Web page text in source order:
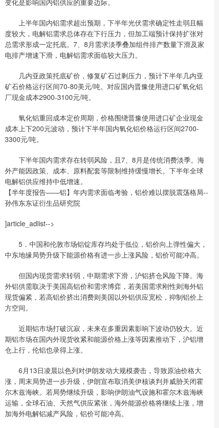
上半年国内铝需求超出预期，下半年光伏需求确定性走弱且幅
度较大，电解铝需求总体存在下行压力，但加工端预计保持扩张对
总需求形成一定托底。7、8月需求淡季叠加组件排产数量下滑及家
电排产增速下滑，电解铝需求面临较大压力。
几内亚政策托底矿价，修复矿石过剩压力，预计下半年几内亚
矿石价格运行区间70-80美元/吨。对应国内晋豫使用进口矿氧化铝
厂现金成本2900-3100元/吨。
氧化铝重回成本定价周期，价格围绕晋豫使用进口矿企业现金
成本上下200元波动，预计下半年国内氧化铝价格运行区间2700-
3300元/吨。
下半年国内需求存在转弱风险，且7、8月是传统消费淡季。海
外产能因政策、成本、原料配套等限制维持缓慢增长。下半年全球
电解铝供应维持中低增速。
【半年度报告——铝】年内需求面临考验，铝价难以摆脱震荡格局--
孙伟东东证衍生品研究院
]article_adlist-->
5．中国和伦敦市场铝锭库存均处于低位，铝价向上弹性偏大，
中东地缘局势升级下能源价格有进一步上涨风险，铝价可能冲高。
但国内现货需求转弱，中期需求下滑，沪铝挤仓风险下降。海
外铝供需取决于美国高铝价和需求博弈，若美国需求刚性则海外铝
现货偏紧，若高铝价挤出消费则美国以外铝供应宽松，抑制铝价上
方空间。
近期铝市场打破沉寂，未来在多重因素影响下波动仍较大。近
期铝市场在国内外现货收紧和能源价格上涨等因素推动下，沪铝增
仓上行，伦铝也录得上涨。
6月13日凌晨以色列对伊朗发动大规模袭击，导致原油价格大
涨，周末局势进一步升级，伊朗宣布取消美伊核谈判并威胁关闭霍
尔木兹海峡。若局势继续升级，影响伊朗油气设施和霍尔木兹海峡
运输，全球石油、天然气供应紧张，海外能源价格将继续上涨，增
加海外电解铝减产风险，铝价可能冲高。